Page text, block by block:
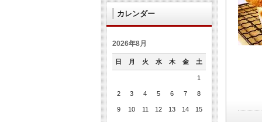
カレンダー
2026年8月
日 月 火 水 木 金 土
1
2 3 4 5 6 7 8
9 10 11 12 13 14 15